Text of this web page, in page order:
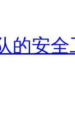
的安全